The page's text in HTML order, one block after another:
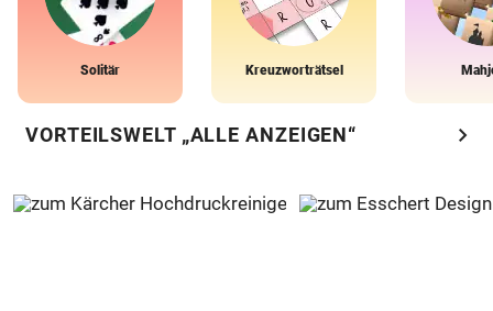
Solitär Kreuzworträtsel
VORTEILSWELT „ALLE ANZEIGEN“ chevron_right